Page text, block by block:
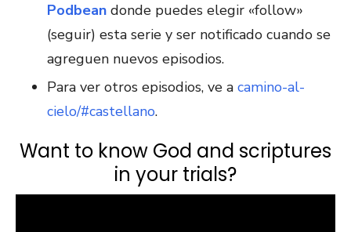
Podbean donde puedes elegir «follow»
(seguir) esta serie y ser notificado cuando se
agreguen nuevos episodios.
Para ver otros episodios, ve a camino-al-
cielo/#castellano.
Want to know God and scriptures
in your trials?